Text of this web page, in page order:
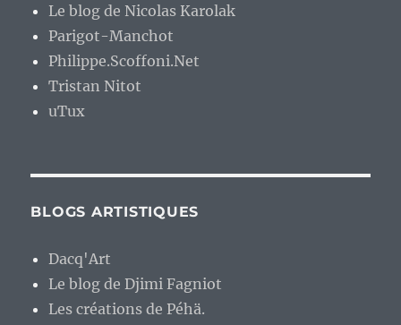
Le blog de Nicolas Karolak
Parigot-Manchot
Philippe.Scoffoni.Net
Tristan Nitot
uTux
BLOGS ARTISTIQUES
Dacq'Art
Le blog de Djimi Fagniot
Les créations de Péhä.